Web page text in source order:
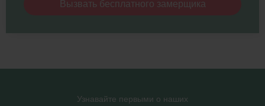
Вызвать бесплатного замерщика
Узнавайте первыми о наших